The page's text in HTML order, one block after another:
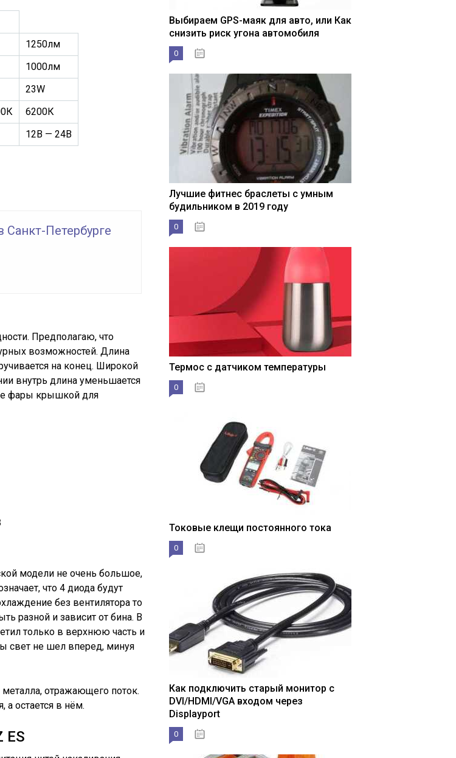
1250лм
1000лм
23W
6200К
12В — 24В
Петербурге
Предполагаю, что
возможностей. Длина
на конец. Широкой
внутрь длина уменьшается
фары крышкой для
модели не очень большое,
что 4 диода будут
без вентилятора то
разной и зависит от бина. В
только в верхнюю часть и
свет не шел вперед, минуя
отражающего поток.
остается в нём.
ES
Выбираем GPS-маяк для авто, или Как
снизить риск угона автомобиля
0
Лучшие фитнес браслеты с умным
будильником в 2019 году
0
Термос с датчиком температуры
0
Токовые клещи постоянного тока
0
Как подключить старый монитор с
DVI/HDMI/VGA входом через
Displayport
0